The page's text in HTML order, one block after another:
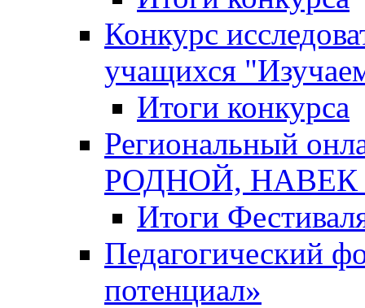
Конкурс
учащихся
Итоги конкурса
Региональный
РОДНОЙ,
Итоги
Педагогический
потенциал»